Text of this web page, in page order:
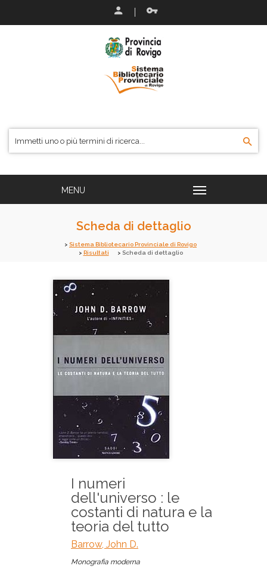
Scheda di dettaglio
Sistema Bibliotecario Provinciale di Rovigo
Risultati
Scheda di dettaglio
I numeri
dell'universo : le
costanti di natura e la
teoria del tutto
Barrow, John D.
Monografia moderna